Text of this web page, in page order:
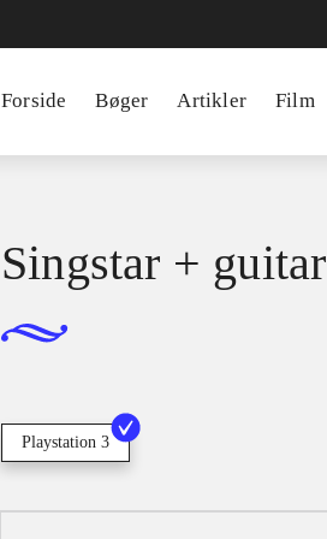
Forside Bøger Artikler Film
Singstar + guitar
Playstation 3